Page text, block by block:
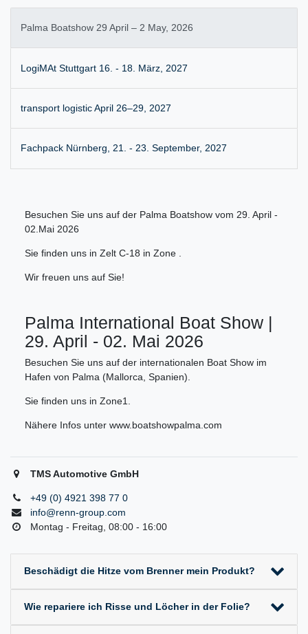
Palma Boatshow 29 April – 2 May, 2026
LogiMAt Stuttgart 16. - 18. März, 2027
transport logistic April 26–29, 2027
Fachpack Nürnberg, 21. - 23. September, 2027
Besuchen Sie uns auf der Palma Boatshow vom 29. April -
02.Mai 2026
Sie finden uns in Zelt C-18 in Zone .
Wir freuen uns auf Sie!
Palma International Boat Show |
29. April - 02. Mai 2026
Besuchen Sie uns auf der internationalen Boat Show im
Hafen von Palma (Mallorca, Spanien).
Sie finden uns in Zone1.
Nähere Infos unter www.boatshowpalma.com
TMS Automotive GmbH
+49 (0) 4921 398 77 0
info@renn-group.com
Montag - Freitag, 08:00 - 16:00
Beschädigt die Hitze vom Brenner mein Produkt?
Wie repariere ich Risse und Löcher in der Folie?